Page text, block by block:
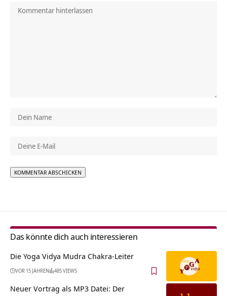
Das könnte dich auch interessieren
Die Yoga Vidya Mudra Chakra-Leiter
VOR 15 JAHREN 485 VIEWS
Neuer Vortrag als MP3 Datei: Der